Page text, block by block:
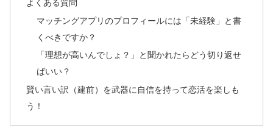
よくある質問
マッチングアプリのプロフィールには「未経験」と書
くべきですか？
「理想が高いんでしょ？」と聞かれたらどう切り返せ
ばいい？
賢い言い訳（建前）を武器に自信を持って恋活を楽しも
う！